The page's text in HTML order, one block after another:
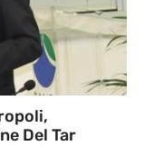
Del Tar